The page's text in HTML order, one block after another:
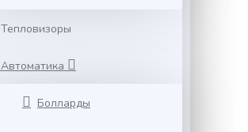
Тепловизоры
Автоматика
Болларды